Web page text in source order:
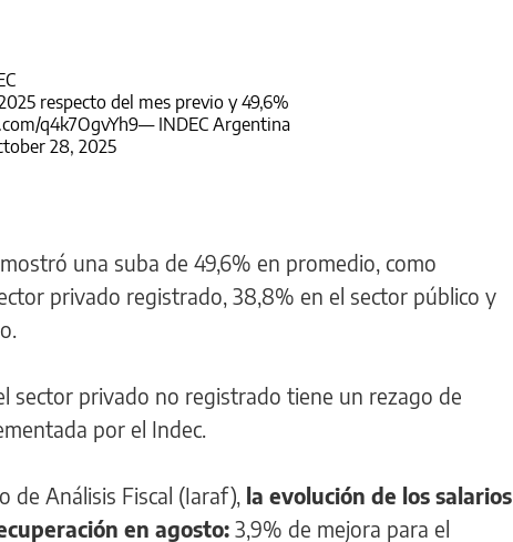
respecto del mes previo y 49,6%
q4k7OgvYh9— INDEC Argentina
28, 2025
una suba de 49,6% en promedio, como
privado registrado, 38,8% en el sector público y
sector privado no registrado tiene un rezago de
por el Indec.
Análisis Fiscal (Iaraf), la evolución de los salarios
en agosto: 3,9% de mejora para el